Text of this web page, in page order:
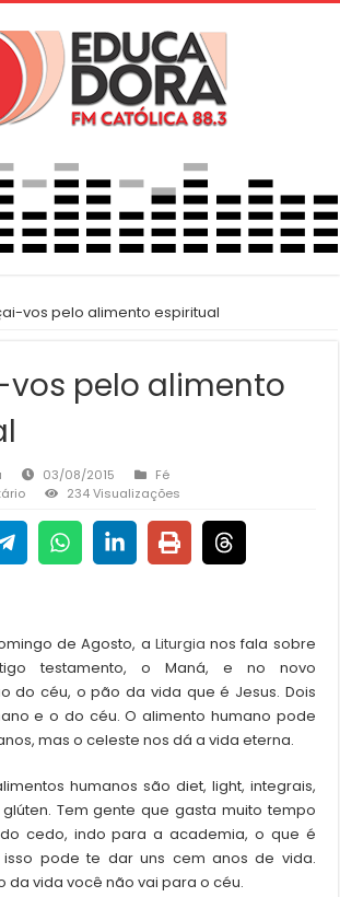
vos pelo alimento espiritual
vos pelo alimento
03/08/2015
Fé
234 Visualizações
de Agosto, a Liturgia nos fala sobre
testamento, o Maná, e no novo
do céu, o pão da vida que é Jesus. Dois
e o do céu. O alimento humano pode
mas o celeste nos dá a vida eterna.
humanos são diet, light, integrais,
Tem gente que gasta muito tempo
cedo, indo para a academia, o que é
pode te dar uns cem anos de vida.
da vida você não vai para o céu.